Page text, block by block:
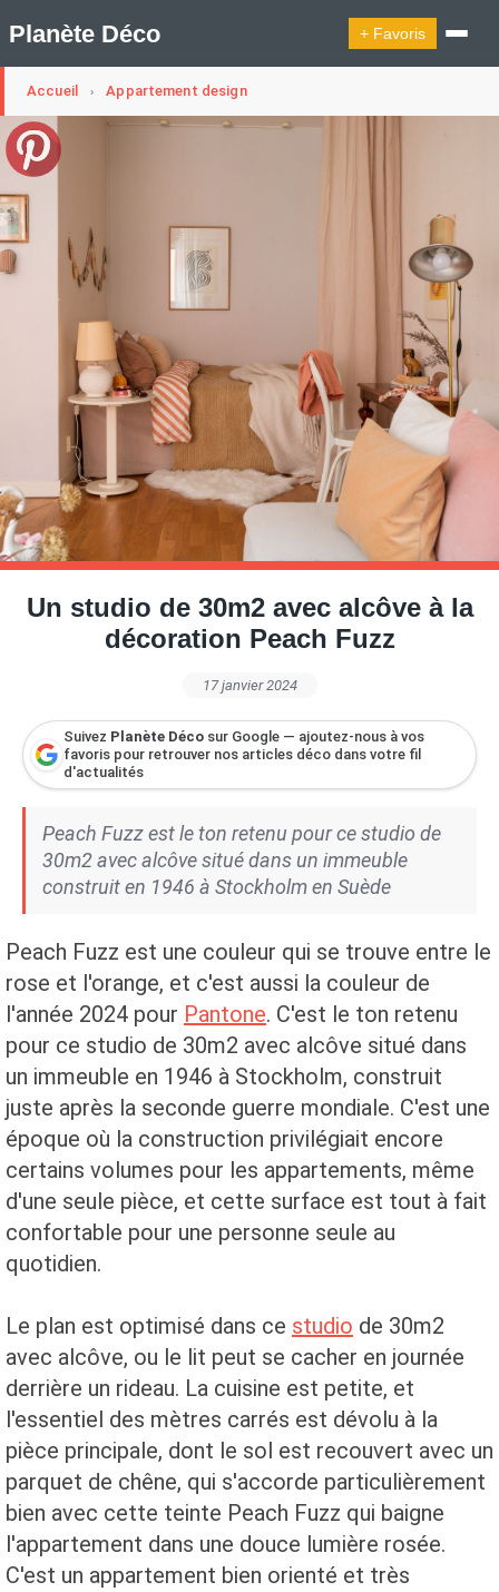
Planète Déco + Favoris
🛍︎ Shop Planète Déco
Decoration Noël
Design Suédois En Quelques Photos
Idées Déco En 10 Photos
La Semaine Décoration Et Design
Méli-Mélo Suédois
Publi Reportage
Tendance
Interieurs Scandinaves
La Décoration Selon Votre Signe Astrologique
Les Trouvailles Déco Du Jour
Maison Appartement Écologique
Maison Container/container House
Maison D'hôtes
Maison Et Appartement Vintage
On Décode La Déco
Petite Surface
Question De Style
Renovation
Revue De Week End
Tiny House
Accueil › Appartement design
Un studio de 30m2 avec alcôve à la
décoration Peach Fuzz
17 janvier 2024
Suivez Planète Déco sur Google — ajoutez-nous à vos
favoris pour retrouver nos articles déco dans votre fil
d'actualités
Peach Fuzz est le ton retenu pour ce studio de
30m2 avec alcôve situé dans un immeuble
construit en 1946 à Stockholm en Suède
Peach Fuzz est une couleur qui se trouve entre le
rose et l'orange, et c'est aussi la couleur de
l'année 2024 pour Pantone. C'est le ton retenu
pour ce studio de 30m2 avec alcôve situé dans
un immeuble en 1946 à Stockholm, construit
juste après la seconde guerre mondiale. C'est une
époque où la construction privilégiait encore
certains volumes pour les appartements, même
d'une seule pièce, et cette surface est tout à fait
confortable pour une personne seule au
quotidien.
Le plan est optimisé dans ce studio de 30m2
avec alcôve, ou le lit peut se cacher en journée
derrière un rideau. La cuisine est petite, et
l'essentiel des mètres carrés est dévolu à la
pièce principale, dont le sol est recouvert avec un
parquet de chêne, qui s'accorde particulièrement
bien avec cette teinte Peach Fuzz qui baigne
l'appartement dans une douce lumière rosée.
C'est un appartement bien orienté et très